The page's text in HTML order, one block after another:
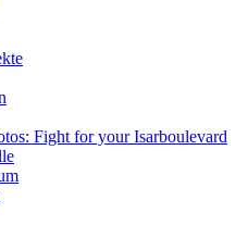
Fight for your Isarboulevard